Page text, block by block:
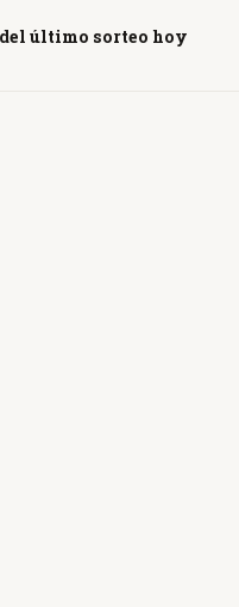
último sorteo hoy